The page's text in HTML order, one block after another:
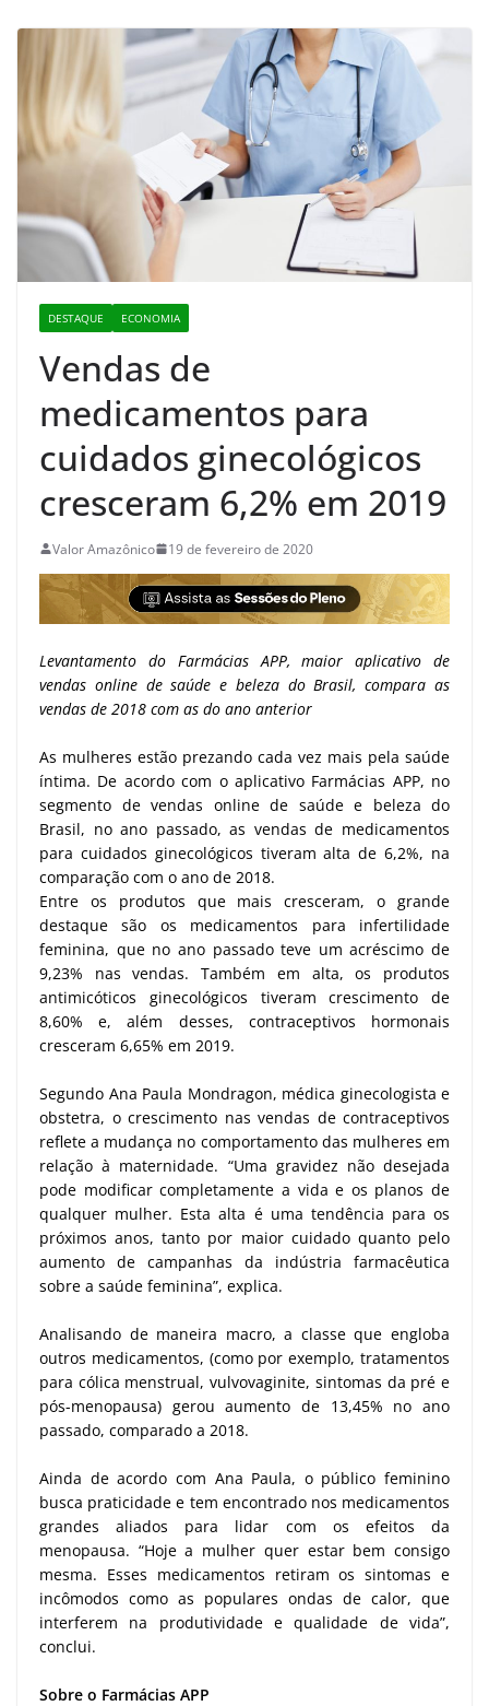
DESTAQUE ECONOMIA
Vendas de
medicamentos para
cuidados ginecológicos
cresceram 6,2% em 2019
Valor Amazônico 19 de fevereiro de 2020
Levantamento do Farmácias APP, maior aplicativo de
vendas online de saúde e beleza do Brasil, compara as
vendas de 2018 com as do ano anterior
As mulheres estão prezando cada vez mais pela saúde
íntima. De acordo com o aplicativo Farmácias APP, no
segmento de vendas online de saúde e beleza do
Brasil, no ano passado, as vendas de medicamentos
para cuidados ginecológicos tiveram alta de 6,2%, na
comparação com o ano de 2018.
Entre os produtos que mais cresceram, o grande
destaque são os medicamentos para infertilidade
feminina, que no ano passado teve um acréscimo de
9,23% nas vendas. Também em alta, os produtos
antimicóticos ginecológicos tiveram crescimento de
8,60% e, além desses, contraceptivos hormonais
cresceram 6,65% em 2019.
Segundo Ana Paula Mondragon, médica ginecologista e
obstetra, o crescimento nas vendas de contraceptivos
reflete a mudança no comportamento das mulheres em
relação à maternidade. “Uma gravidez não desejada
pode modificar completamente a vida e os planos de
qualquer mulher. Esta alta é uma tendência para os
próximos anos, tanto por maior cuidado quanto pelo
aumento de campanhas da indústria farmacêutica
sobre a saúde feminina”, explica.
Analisando de maneira macro, a classe que engloba
outros medicamentos, (como por exemplo, tratamentos
para cólica menstrual, vulvovaginite, sintomas da pré e
pós-menopausa) gerou aumento de 13,45% no ano
passado, comparado a 2018.
Ainda de acordo com Ana Paula, o público feminino
busca praticidade e tem encontrado nos medicamentos
grandes aliados para lidar com os efeitos da
menopausa. “Hoje a mulher quer estar bem consigo
mesma. Esses medicamentos retiram os sintomas e
incômodos como as populares ondas de calor, que
interferem na produtividade e qualidade de vida”,
conclui.
Sobre o Farmácias APP